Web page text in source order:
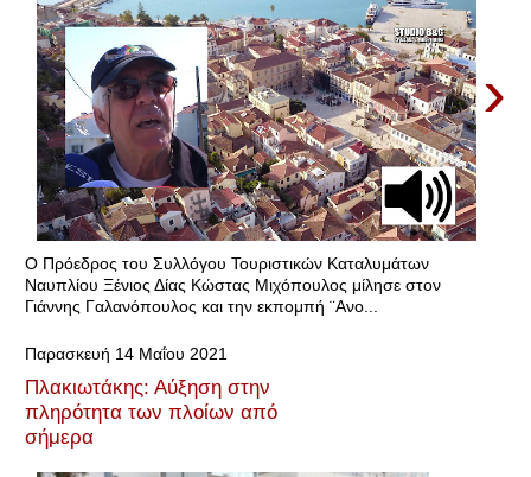
›
Ο Πρόεδρος του Συλλόγου Τουριστικών Καταλυμάτων
Ναυπλίου Ξένιος Δίας Κώστας Μιχόπουλος μίλησε στον
Γιάννης Γαλανόπουλος και την εκπομπή ¨Ανο...
Παρασκευή 14 Μαΐου 2021
Πλακιωτάκης: Αύξηση στην
πληρότητα των πλοίων από
σήμερα